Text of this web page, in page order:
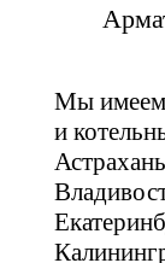
Мы имеем
и